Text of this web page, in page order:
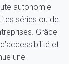
autonomie
séries ou de
Grâce
et
une